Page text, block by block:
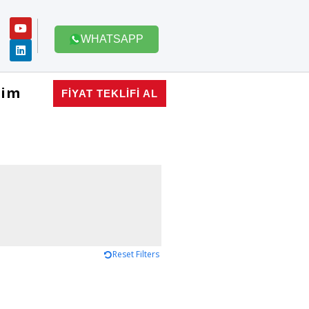
WHATSAPP
FİYAT TEKLİFİ AL
Reset Filters